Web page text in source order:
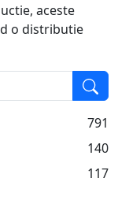
aceste
o distributie
ajustarile de
ofera o
precis, in timp
si mentinut.
incalzindu-se
sunt pe ele.
Alegerea
791
140
117